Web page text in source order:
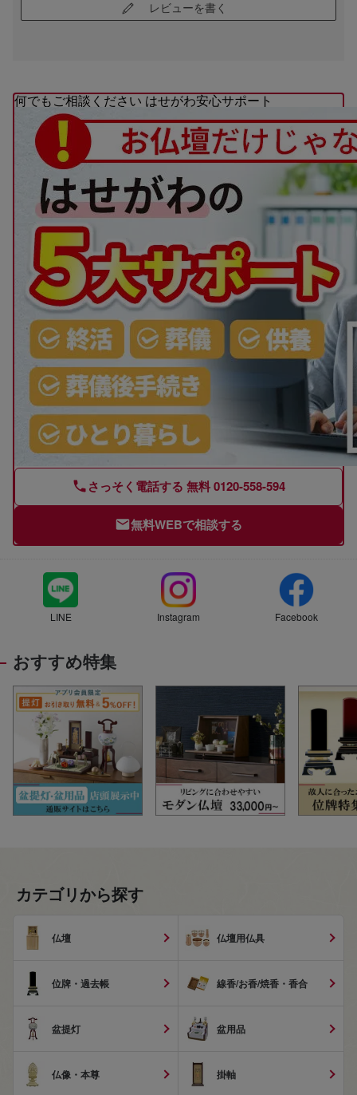
レビューを書く
何でもご相談くださいはせがわ安心サポート
さっそく電話する 無料0120-558-594
無料WEBで相談する
LINE Instagram Facebook
おすすめ特集
カテゴリから探す
仏壇 仏壇用仏具
位牌・過去帳 線香/お香/焼香・香合
盆提灯 盆用品
仏像・本尊 掛軸